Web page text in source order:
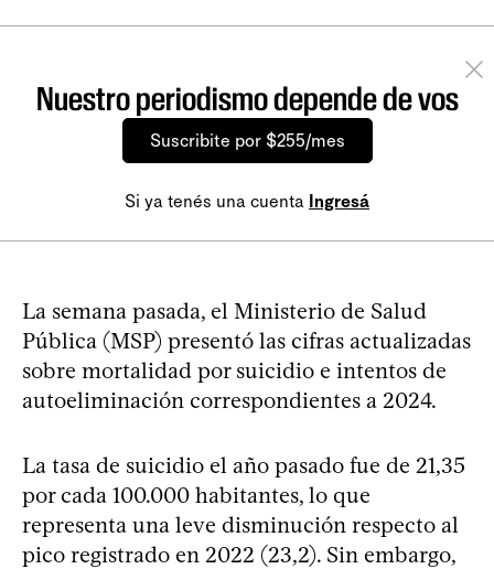
Nuestro periodismo depende de vos
Suscribite por $255/mes
Si ya tenés una cuenta Ingresá
La semana pasada, el Ministerio de Salud
Pública (MSP) presentó las cifras actualizadas
sobre mortalidad por suicidio e intentos de
autoeliminación correspondientes a 2024.
La tasa de suicidio el año pasado fue de 21,35
por cada 100.000 habitantes, lo que
representa una leve disminución respecto al
pico registrado en 2022 (23,2). Sin embargo,